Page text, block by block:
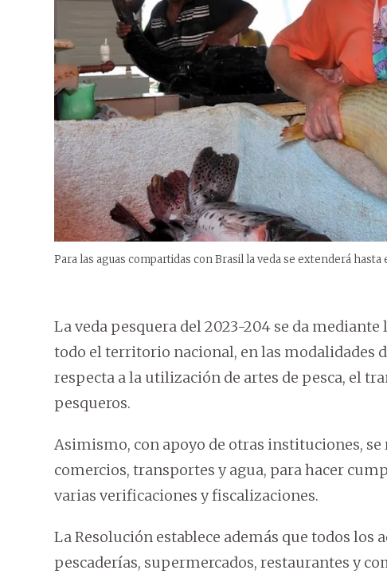
Para las aguas compartidas con Brasil la veda se extenderá hasta
La veda pesquera del 2023-204 se da mediante
todo el territorio nacional, en las modalidades
respecta a la utilización de artes de pesca, el
pesqueros.
Asimismo, con apoyo de otras instituciones,
comercios, transportes y agua, para hacer
varias verificaciones y fiscalizaciones.
La Resolución establece además que todos los
pescaderías, supermercados, restaurantes y